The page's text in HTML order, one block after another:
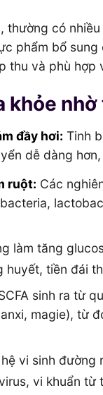
thường có
phẩm bổ sung
thu và phù hợp
khỏe
đầy hơi: Tinh
dễ dàng
ruột: Các
làm tăng
tiền đái
sinh ra từ
magie), từ
hệ vi sinh đường
vi khuẩn